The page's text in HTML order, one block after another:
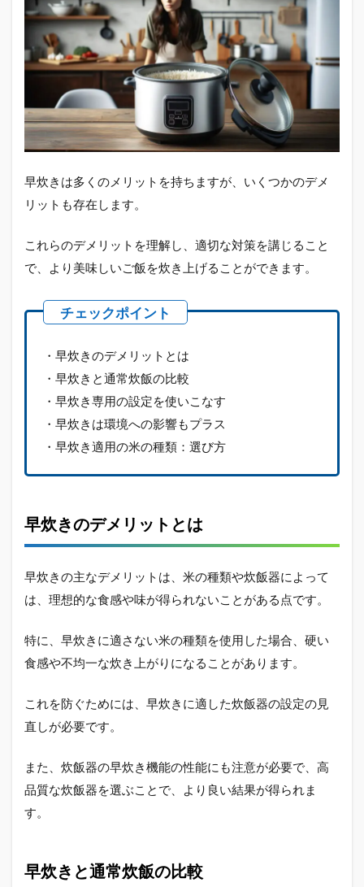
早炊きは多くのメリットを持ちますが、いくつかのデメ
リットも存在します。
これらのデメリットを理解し、適切な対策を講じること
で、より美味しいご飯を炊き上げることができます。
・早炊きのデメリットとは
・早炊きと通常炊飯の比較
・早炊き専用の設定を使いこなす
・早炊きは環境への影響もプラス
・早炊き適用の米の種類：選び方
早炊きのデメリットとは
早炊きの主なデメリットは、米の種類や炊飯器によって
は、理想的な食感や味が得られないことがある点です。
特に、早炊きに適さない米の種類を使用した場合、硬い
食感や不均一な炊き上がりになることがあります。
これを防ぐためには、早炊きに適した炊飯器の設定の見
直しが必要です。
また、炊飯器の早炊き機能の性能にも注意が必要で、高
品質な炊飯器を選ぶことで、より良い結果が得られま
す。
早炊きと通常炊飯の比較